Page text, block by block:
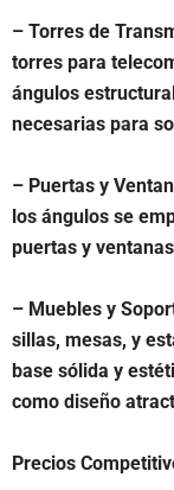
– Torres de
torres para
ángulos
necesarias para
– Puertas y
los ángulos se
puertas y
– Muebles y
sillas, mesas, y
base sólida y
como diseño
Precios